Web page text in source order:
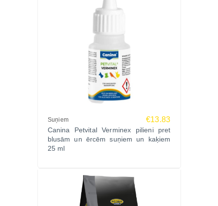
Suņiem €13.83
Canina Petvital Verminex pilieni pret
blusām un ērcēm suņiem un kaķiem
25 ml